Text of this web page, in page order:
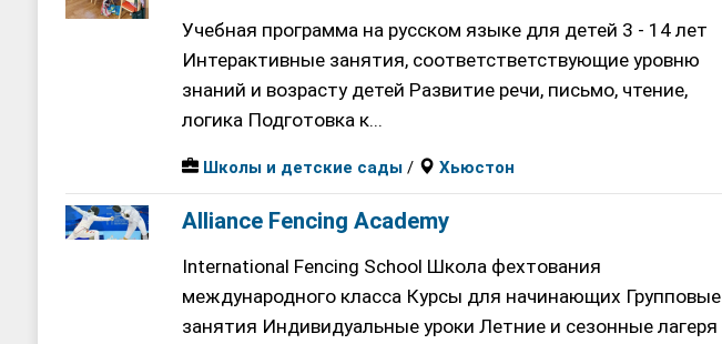
Учебная программа на русском языке для детей 3 - 14 лет
Интерактивные занятия, соответстветствующие уровню
знаний и возрасту детей Развитие речи, письмо, чтение,
логика Подготовка к...
Школы и детские сады/ Хьюстон
Alliance Fencing Academy
International Fencing School Школа фехтования
международного класса Курсы для начинающих Групповые
занятия Индивидуальные уроки Летние и сезонные лагеря